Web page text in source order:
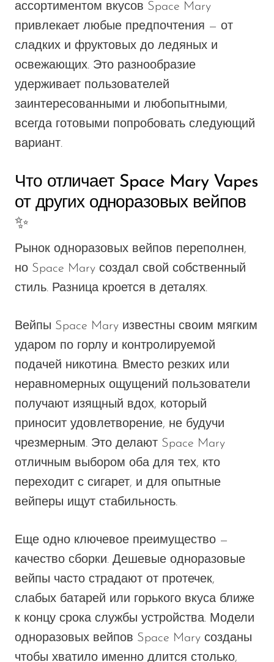
ассортиментом вкусов Space Mary
привлекает любые предпочтения — от
сладких и фруктовых до ледяных и
освежающих. Это разнообразие
удерживает пользователей
заинтересованными и любопытными,
всегда готовыми попробовать следующий
вариант.
Что отличает Space Mary Vapes
от других одноразовых вейпов
✨
Рынок одноразовых вейпов переполнен,
но Space Mary создал свой собственный
стиль. Разница кроется в деталях.
Вейпы Space Mary известны своим мягким
ударом по горлу и контролируемой
подачей никотина. Вместо резких или
неравномерных ощущений пользователи
получают изящный вдох, который
приносит удовлетворение, не будучи
чрезмерным. Это делают Space Mary
отличным выбором оба для тех, кто
переходит с сигарет, и для опытные
вейперы ищут стабильность.
Еще одно ключевое преимущество —
качество сборки. Дешевые одноразовые
вейпы часто страдают от протечек,
слабых батарей или горького вкуса ближе
к концу срока службы устройства. Модели
одноразовых вейпов Space Mary созданы
чтобы хватило именно длится столько,